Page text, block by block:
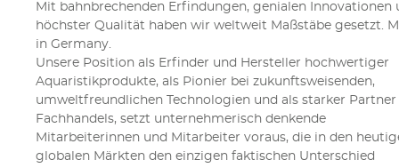
Mit bahnbrechenden Erfindungen, genialen Innovationen
höchster Qualität haben wir weltweit Maßstäbe ge­setzt.
in Germany.
Unsere Position als Erfinder und Hersteller hochwertiger
Aquaristikprodukte, als Pionier bei zukunftsweisenden,
umweltfreundlichen Technologien und als starker Partner
Fachhandels, setzt unterneh­merisch denkende
Mitarbeiterinnen und Mitarbeiter voraus, die in den
globalen Märkten den einzigen faktischen Unterschied